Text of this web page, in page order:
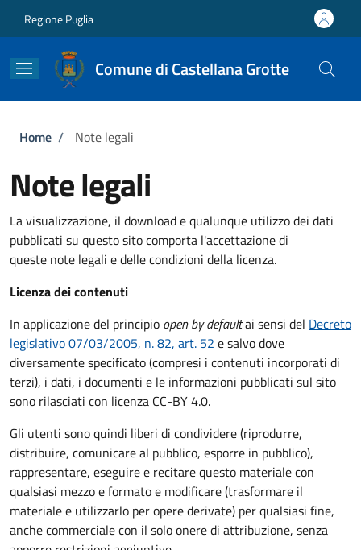
Regione Puglia
Comune di Castellana Grotte
Briciole di pane
Home / Note legali
Note legali
La visualizzazione, il download e qualunque utilizzo dei dati
pubblicati su questo sito comporta l'accettazione di
queste note legali e delle condizioni della licenza.
Licenza dei contenuti
In applicazione del principio open by defaultai sensi del Decreto
legislativo 07/03/2005, n. 82, art. 52 e salvo dove
diversamente specificato (compresi i contenuti incorporati di
terzi), i dati, i documenti e le informazioni pubblicati sul sito
sono rilasciati con licenza CC-BY 4.0.
Gli utenti sono quindi liberi di condividere (riprodurre,
distribuire, comunicare al pubblico, esporre in pubblico),
rappresentare, eseguire e recitare questo materiale con
qualsiasi mezzo e formato e modificare (trasformare il
materiale e utilizzarlo per opere derivate) per qualsiasi fine,
anche commerciale con il solo onere di attribuzione, senza